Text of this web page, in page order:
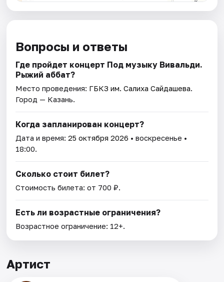
Вопросы и ответы
Где пройдет концерт Под музыку Вивальди.
Рыжий аббат?
Место проведения: ГБКЗ им. Салиха Сайдашева.
Город — Казань.
Когда запланирован концерт?
Дата и время:25 октября 2026 • воскресенье •
18:00.
Сколько стоит билет?
Стоимость билета: от 700 ₽.
Есть ли возрастные ограничения?
Возрастное ограничение: 12+.
Артист